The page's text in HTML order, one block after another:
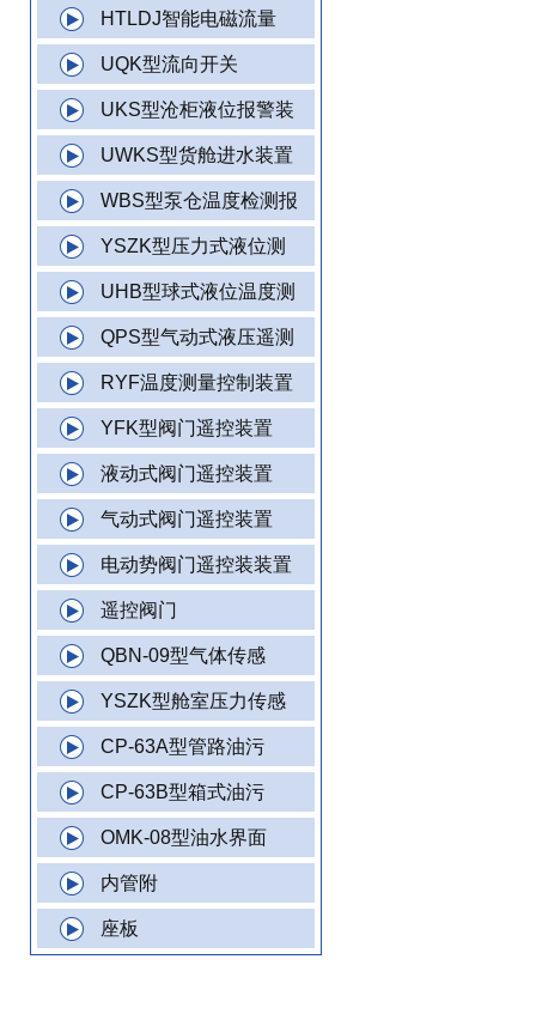
HTLDJ智能电磁流量
UQK型流向开关
UKS型沧柜液位报警装
UWKS型货舱进水装置
WBS型泵仓温度检测报
YSZK型压力式液位测
UHB型球式液位温度测
QPS型气动式液压遥测
RYF温度测量控制装置
YFK型阀门遥控装置
液动式阀门遥控装置
气动式阀门遥控装置
电动势阀门遥控装装置
遥控阀门
QBN-09型气体传感
YSZK型舱室压力传感
CP-63A型管路油污
CP-63B型箱式油污
OMK-08型油水界面
内管附
座板